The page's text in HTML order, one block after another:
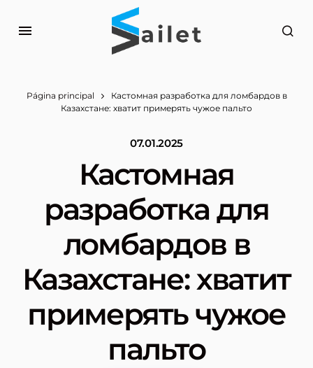
Página principal
Кастомная разработка для ломбардов в
Казахстане: хватит примерять чужое пальто
07.01.2025
Кастомная
разработка для
ломбардов в
Казахстане: хватит
примерять чужое
пальто